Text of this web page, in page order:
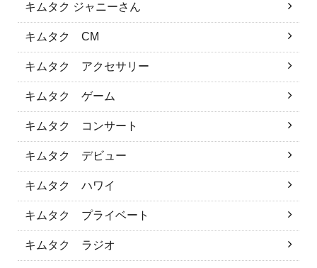
キムタク ジャニーさん
キムタク CM
キムタク アクセサリー
キムタク ゲーム
キムタク コンサート
キムタク デビュー
キムタク ハワイ
キムタク プライベート
キムタク ラジオ